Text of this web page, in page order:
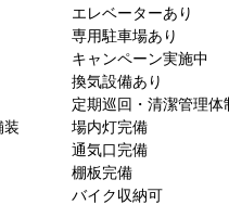
エレベーターあり
専用駐車場あり
キャンペーン実施中
換気設備あり
定期巡回・清潔管理体
装
場内灯完備
通気口完備
棚板完備
バイク収納可